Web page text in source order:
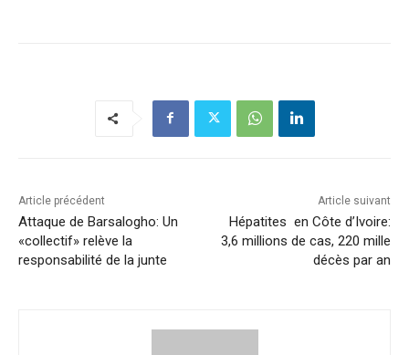
Article précédent
Attaque de Barsalogho: Un
«collectif» relève la
responsabilité de la junte
Article suivant
Hépatites en Côte d’Ivoire:
3,6 millions de cas, 220 mille
décès par an